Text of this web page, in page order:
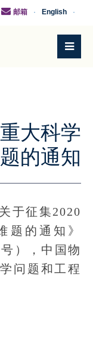
·
English
·
邮箱
大科学
的通知
于征集2020
题的通知》
），中国物
问题和工程